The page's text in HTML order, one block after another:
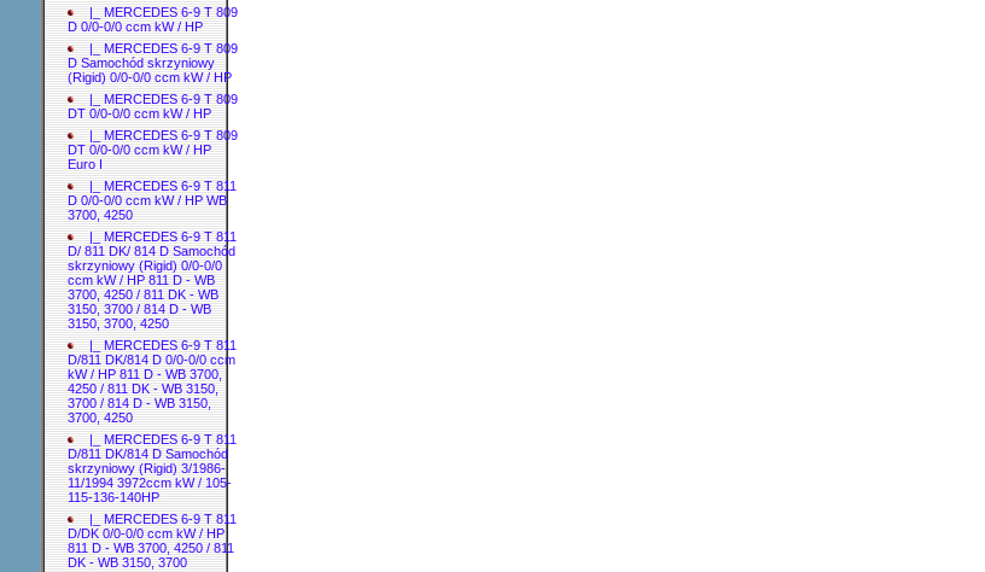
|_ MERCEDES 6-9 T 809
D 0/0-0/0 ccm kW / HP
|_ MERCEDES 6-9 T 809
D Samochód skrzyniowy
(Rigid) 0/0-0/0 ccm kW / HP
|_ MERCEDES 6-9 T 809
DT 0/0-0/0 ccm kW / HP
|_ MERCEDES 6-9 T 809
DT 0/0-0/0 ccm kW / HP
Euro I
|_ MERCEDES 6-9 T 811
D 0/0-0/0 ccm kW / HP WB
3700, 4250
|_ MERCEDES 6-9 T 811
D/ 811 DK/ 814 D Samochód
skrzyniowy (Rigid) 0/0-0/0
ccm kW / HP 811 D - WB
3700, 4250 / 811 DK - WB
3150, 3700 / 814 D - WB
3150, 3700, 4250
|_ MERCEDES 6-9 T 811
D/811 DK/814 D 0/0-0/0 ccm
kW / HP 811 D - WB 3700,
4250 / 811 DK - WB 3150,
3700 / 814 D - WB 3150,
3700, 4250
|_ MERCEDES 6-9 T 811
D/811 DK/814 D Samochód
skrzyniowy (Rigid) 3/1986-
11/1994 3972ccm kW / 105-
115-136-140HP
|_ MERCEDES 6-9 T 811
D/DK 0/0-0/0 ccm kW / HP
811 D - WB 3700, 4250 / 811
DK - WB 3150, 3700